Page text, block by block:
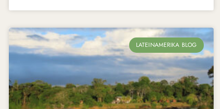
LATEINAMERIKA BLOG